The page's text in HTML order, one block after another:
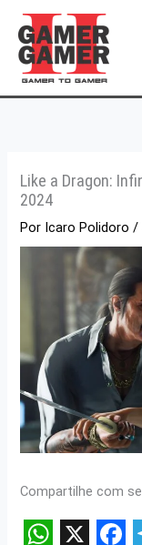
para
conteúdo
Like a Dragon:
2024
Por Icaro Polidoro/
Compartilhe com